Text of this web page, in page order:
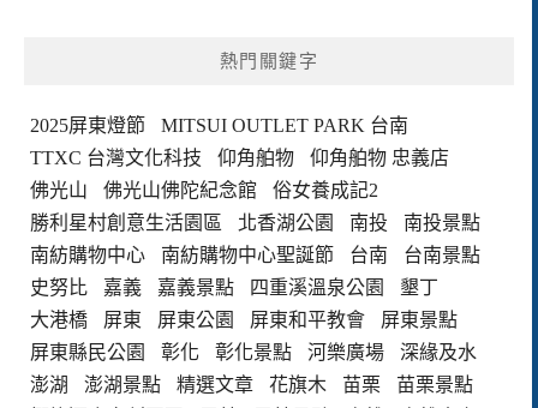
熱門關鍵字
2025屏東燈節
MITSUI OUTLET PARK 台南
TTXC 台灣文化科技
仰角舶物
仰角舶物 忠義店
佛光山
佛光山佛陀紀念館
俗女養成記2
勝利星村創意生活園區
北香湖公園 南投
南投景點
南紡購物中心
南紡購物中心聖誕節 台南
台南景點
史努比
嘉義 嘉義景點 四重溪溫泉公園
墾丁
大港橋
屏東 屏東公園 屏東和平教會
屏東景點
屏東縣民公園
彰化 彰化景點 河樂廣場
深緣及水
澎湖
澎湖景點 精選文章 花旗木 苗栗
苗栗景點